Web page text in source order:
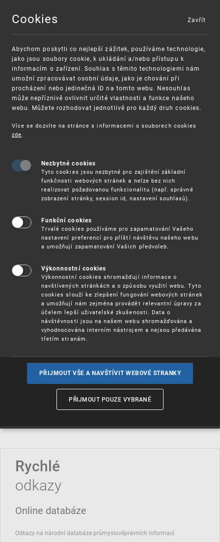
MENU
VAROVÁNÍ
Finanční podpora
Vynálezy / Patenty
Užitnévzory
Ochrannéznámky
Označení původua zeměpisná
Rychlé
odkazy
Online databáze
Odkazy na národní databáze průmyslověprávních informací
Cookies
Abychom poskytli co nejlepší zážitek, používáme technologie,
jako jsou soubory cookie, k ukládání a/nebo přístupu k
informacím o zařízení. Souhlas s těmito technologiemi nám
umožní zpracovávat osobní údaje, jako je chování při
procházení nebo jedinečná ID na tomto webu. Nesouhlas
může nepříznivě ovlivnit určité vlastnosti a funkce našeho
webu. Můžete rozhodovat jednotlivě pro každý druh cookies.
Více se dozvíte na stránce s informacemi o souborech cookies
zde.
Nezbytné cookies
Tyto cookies jsou nezbytné pro zajištění základní
funkčnosti webových stránek a nelze bez nich
realizovat požadovanou funkcionalitu (např. správné
zobrazení stránky, session id, nastavení souhlasů).
Funkční cookies
Trvalé cookies používáme pro zapamatování Vašeho
nastavení preferencí pro příští návštěvu našeho webu
a umožňují zapamatování Vašich předvoleb.
Výkonnostní cookies
Výkonnostní cookies shromažďují informace o
navštívených stránkách a o způsobu využití webu. Tyto
cookies slouží ke zlepšení fungování webových stránek
a umožňují nám zejména provádět relevantní úpravy za
účelem lepší uživatelské zkušenosti. Data o
návštěvnosti jsou na našem webu shromažďována a
vyhodnocována interním nástrojem a nejsou předávána
třetím stranám.
PŘIJMOUT VŠE A NAVŠTÍVIT WEBOVÉ STRANKY
PŘIJMOUT POUZE VYBRANÉ
Zavřít